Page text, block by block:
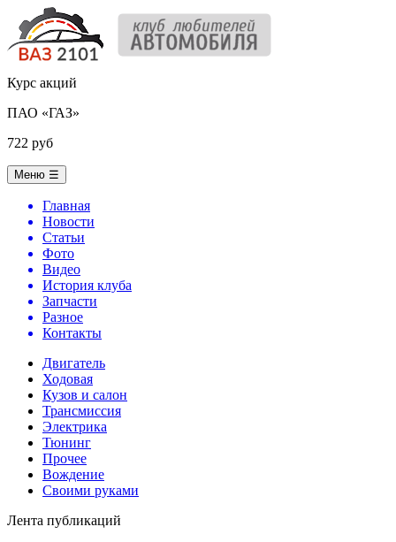
Курс акций
ПАО «ГАЗ»
722 руб
Меню ☰
Главная
Новости
Статьи
Фото
Видео
История клуба
Запчасти
Разное
Контакты
Двигатель
Ходовая
Кузов и салон
Трансмиссия
Электрика
Тюнинг
Прочее
Вождение
Своими руками
Лента публикаций